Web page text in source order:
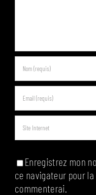
Enregistrez mon
ce navigateur pour
commenterai.